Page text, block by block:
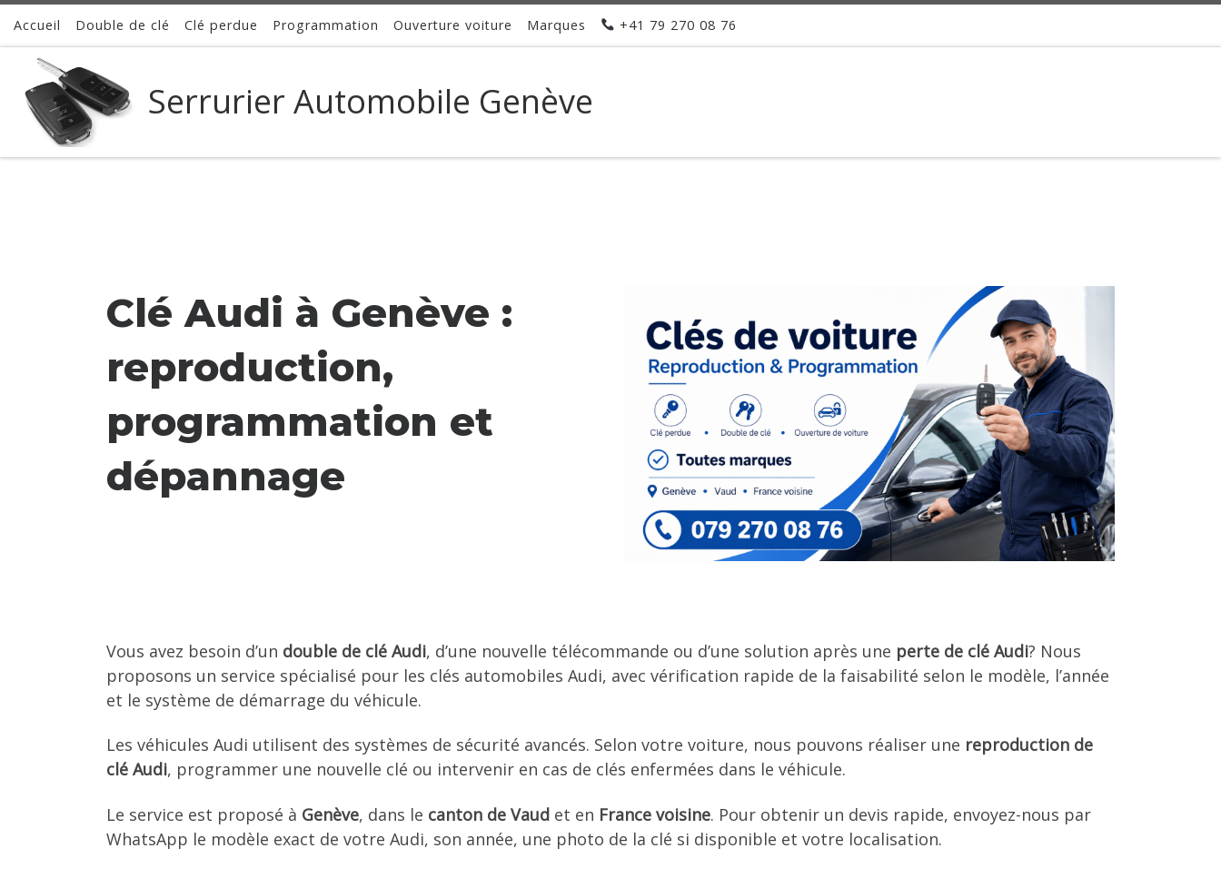
Passer au contenu
Accueil Double de clé Clé perdue Programmation Ouverture voiture Marques +41 79 270 08 76
Serrurier Automobile Genève
Clé Audi à Genève :
reproduction,
programmation et
dépannage
Vous avez besoin d’un double de clé Audi, d’une nouvelle télécommande ou d’une solution après une perte de clé Audi? Nous
proposons un service spécialisé pour les clés automobiles Audi, avec vérification rapide de la faisabilité selon le modèle, l’année
et le système de démarrage du véhicule.
Les véhicules Audi utilisent des systèmes de sécurité avancés. Selon votre voiture, nous pouvons réaliser une reproduction de
clé Audi, programmer une nouvelle clé ou intervenir en cas de clés enfermées dans le véhicule.
Le service est proposé à Genève, dans le canton de Vaud et en France voisine. Pour obtenir un devis rapide, envoyez-nous par
WhatsApp le modèle exact de votre Audi, son année, une photo de la clé si disponible et votre localisation.